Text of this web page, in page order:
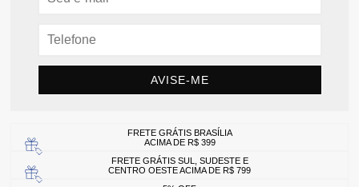
AVISE-ME
FRETE GRÁTIS BRASÍLIA
ACIMA DE R$ 399
FRETE GRÁTIS SUL, SUDESTE E
CENTRO OESTE ACIMA DE R$ 799